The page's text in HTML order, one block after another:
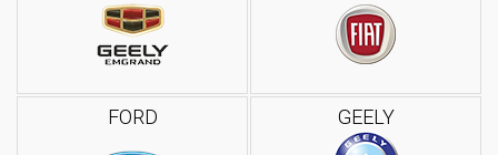
FORD GEELY